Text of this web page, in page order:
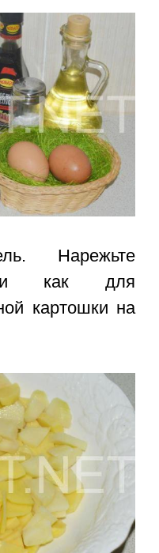
Нарежьте
как для
картошки на